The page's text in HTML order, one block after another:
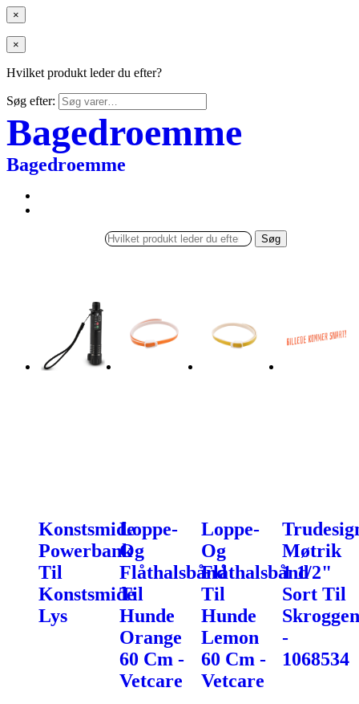
×
×
Hvilket produkt leder du efter?
Søg efter:
Bagedroemme
Bagedroemme
Søg
Konstsmide
Powerbank
Til
Konstsmide
Lys
Loppe-
Og
Flåthalsbånd
Til
Hunde
Orange
60 Cm -
Vetcare
Loppe-
Og
Flåthalsbånd
Til
Hunde
Lemon
60 Cm -
Vetcare
Møtrik
1 1/2"
Sort Til
-
1068534